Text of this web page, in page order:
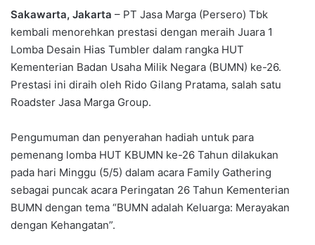
Sakawarta, Jakarta – PT Jasa Marga (Persero) Tbk
kembali menorehkan prestasi dengan meraih Juara 1
Lomba Desain Hias Tumbler dalam rangka HUT
Kementerian Badan Usaha Milik Negara (BUMN) ke-26.
Prestasi ini diraih oleh Rido Gilang Pratama, salah satu
Roadster Jasa Marga Group.
Pengumuman dan penyerahan hadiah untuk para
pemenang lomba HUT KBUMN ke-26 Tahun dilakukan
pada hari Minggu (5/5) dalam acara Family Gathering
sebagai puncak acara Peringatan 26 Tahun Kementerian
BUMN dengan tema “BUMN adalah Keluarga: Merayakan
dengan Kehangatan”.